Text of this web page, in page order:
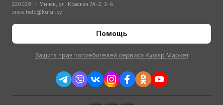
220029, г. Минск, ул. Красная 7А-2, 3-й
этаж help@kufar.by
Помощь
Защита прав потребителей сервиса Куфар Маркет